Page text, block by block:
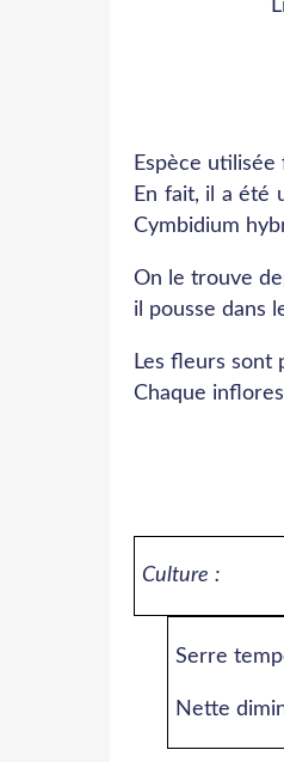
Espèce
En fait, il a été
Cymbidium
On le trouve
il pousse dans
Les fleurs sont
Chaque
Culture :
Serre
Nette